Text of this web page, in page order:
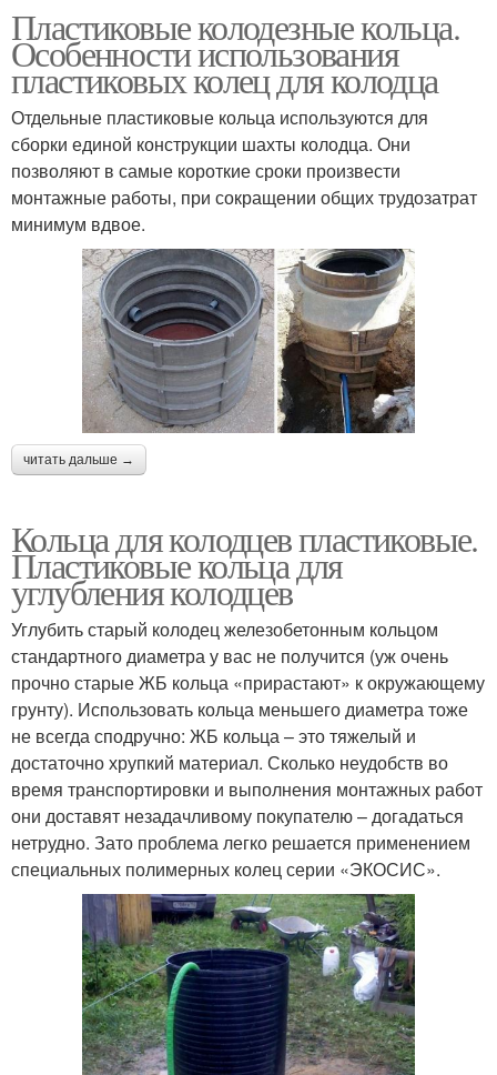
Пластиковые колодезные кольца.
Особенности использования
пластиковых колец для колодца
Отдельные пластиковые кольца используются для
сборки единой конструкции шахты колодца. Они
позволяют в самые короткие сроки произвести
монтажные работы, при сокращении общих трудозатрат
минимум вдвое.
читать дальше →
Кольца для колодцев пластиковые.
Пластиковые кольца для
углубления колодцев
Углубить старый колодец железобетонным кольцом
стандартного диаметра у вас не получится (уж очень
прочно старые ЖБ кольца «прирастают» к окружающему
грунту). Использовать кольца меньшего диаметра тоже
не всегда сподручно: ЖБ кольца – это тяжелый и
достаточно хрупкий материал. Сколько неудобств во
время транспортировки и выполнения монтажных работ
они доставят незадачливому покупателю – догадаться
нетрудно. Зато проблема легко решается применением
специальных полимерных колец серии «ЭКОСИС».